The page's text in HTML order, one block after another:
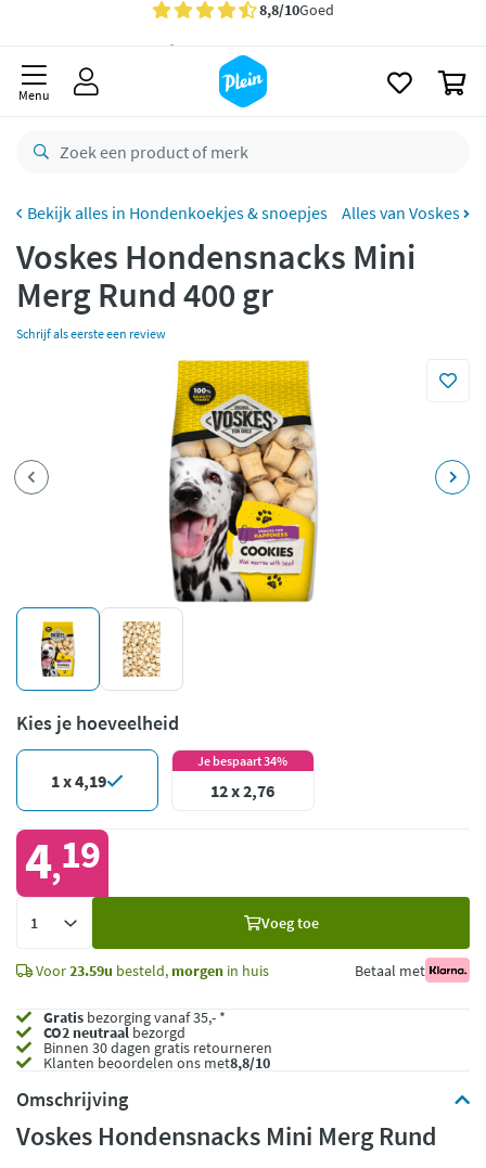
Gratisbezorging vanaf 35,- *
Bestelling uiterlijkzaterdag
Gratisretourneren
Betaal met Klarna
Menu
Hondenkoekjes & snoepjes Alles van Voskes
Voskes Hondensnacks Mini
Merg Rund 400 gr
Schrijf als eerste een review
Kies je hoeveelheid
1 x 4,19
Je bespaart 34%
12 x 2,76
4,19
Voeg toe
Voor23.59u besteld, morgen in huis Betaal met
Gratis bezorging vanaf 35,- *
CO2 neutraalbezorgd
Binnen 30 dagen gratis retourneren
Klanten beoordelen ons met8,8/10
Omschrijving
Voskes Hondensnacks Mini Merg Rund